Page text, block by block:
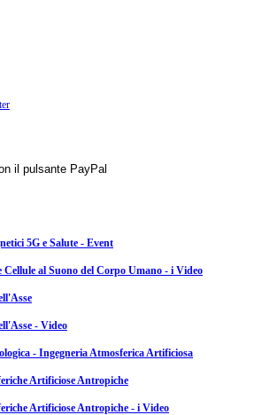
5G e Salute - Event
Cellule al Suono del Corpo Umano - i Video
- Video
- Ingegneria Atmosferica Artificiosa
Artificiose Antropiche
Artificiose Antropiche - i Video